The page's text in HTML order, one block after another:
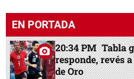
EN PORTADA
20:34 PM Tabla
responde, revés
de Oro